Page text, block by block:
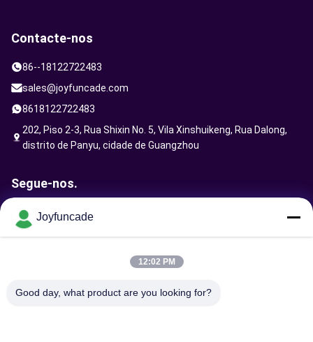
Contacte-nos
86--18122722483
sales@joyfuncade.com
8618122722483
202, Piso 2-3, Rua Shixin No. 5, Vila Xinshuikeng, Rua Dalong,
distrito de Panyu, cidade de Guangzhou
Segue-nos.
Joyfuncade
12:02 PM
Good day, what product are you looking for?